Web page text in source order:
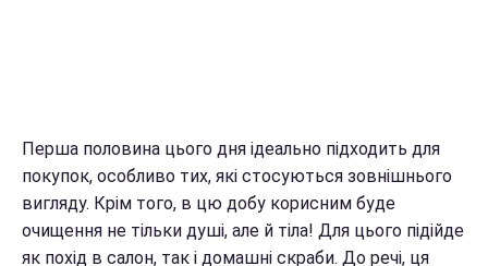
Перша половина цього дня ідеально підходить для
покупок, особливо тих, які стосуються зовнішнього
вигляду. Крім того, в цю добу корисним буде
очищення не тільки душі, але й тіла! Для цього підійде
як похід в салон, так і домашні скраби. До речі, ця